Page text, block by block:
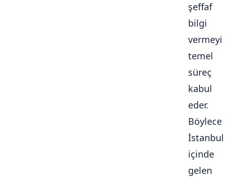
şeffaf
bilgi
vermeyi
temel
süreç
kabul
eder.
Böylece
İstanbul
içinde
gelen